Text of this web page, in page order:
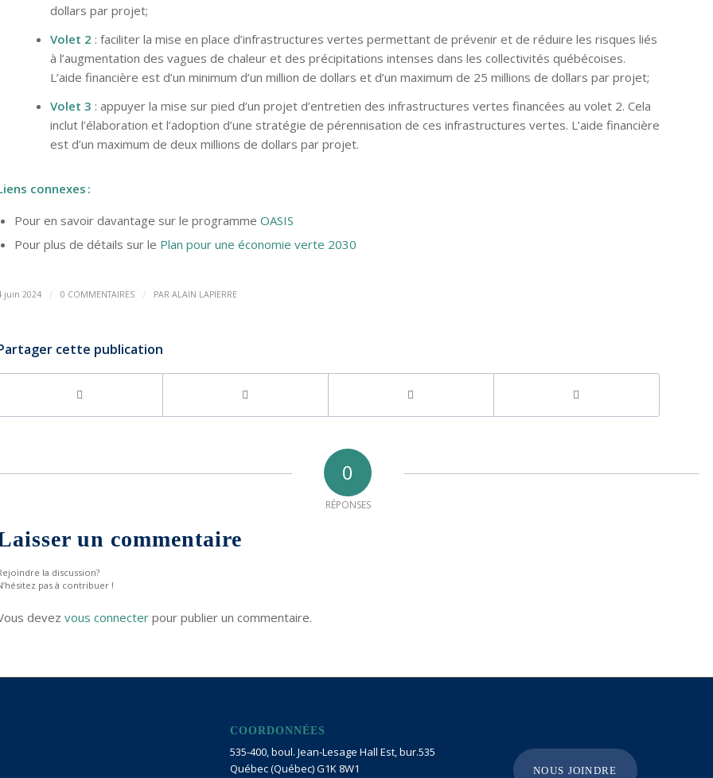
dollars par projet;
Volet 2 : faciliter la mise en place d’infrastructures vertes permettant de prévenir et de réduire les risques liés
à l’augmentation des vagues de chaleur et des précipitations intenses dans les collectivités québécoises.
L’aide financière est d’un minimum d’un million de dollars et d’un maximum de 25 millions de dollars par projet;
Volet 3 : appuyer la mise sur pied d’un projet d’entretien des infrastructures vertes financées au volet 2. Cela
inclut l’élaboration et l’adoption d’une stratégie de pérennisation de ces infrastructures vertes. L’aide financière
est d’un maximum de deux millions de dollars par projet.
connexes :
Pour en savoir davantage sur le programme OASIS
Pour plus de détails sur le Plan pour une économie verte 2030
juin 2024 / 0 COMMENTAIRES / PAR ALAIN LAPIERRE
cette publication
0
RÉPONSES
un commentaire
la discussion?
pas à contribuer !
devez vous connecterpour publier un commentaire.
COORDONNÉES
535-400, boul. Jean-Lesage Hall Est, bur.535
Québec (Québec) G1K 8W1
NOUS JOINDRE